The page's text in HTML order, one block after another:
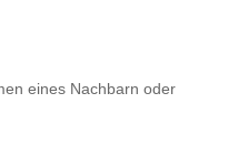
eines Nachbarn oder